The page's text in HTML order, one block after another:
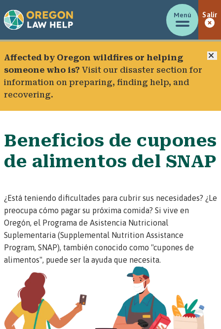
Menú Salir
Affected by Oregon wildfires or helping
someone who is? Visit our disaster section for
information on preparing, finding help, and
recovering.
Beneficios de cupones
de alimentos del SNAP
¿Está teniendo dificultades para cubrir sus necesidades? ¿Le
preocupa cómo pagar su próxima comida? Si vive en
Oregón, el Programa de Asistencia Nutricional
Suplementaria (Supplemental Nutrition Assistance
Program, SNAP), también conocido como "cupones de
alimentos", puede ser la ayuda que necesita.